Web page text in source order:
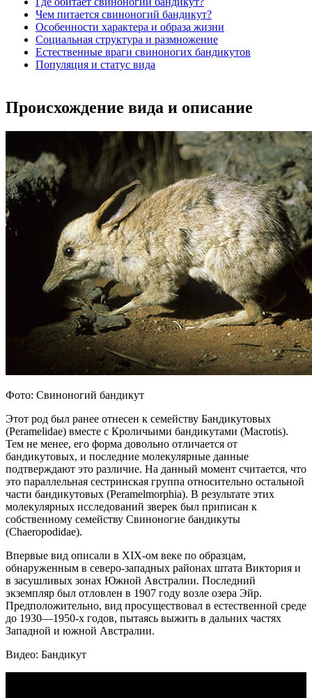
Чем питается свиноногий бандикут?
Особенности характера и образа жизни
Социальная структура и размножение
Естественные враги свиноногих бандикутов
Популяция и статус вида
Происхождение вида и описание
Фото: Свиноногий бандикут
Этот род был ранее отнесен к семейству Бандикутовых
(Peramelidae) вместе с Кроличьими бандикутами (Macrotis).
Тем не менее, его форма довольно отличается от
бандикутовых, и последние молекулярные данные
подтверждают это различие. На данный момент считается, что
это параллельная сестринская группа относительно остальной
части бандикутовых (Peramelmorphia). В результате этих
молекулярных исследований зверек был приписан к
собственному семейству Свиноногие бандикуты
(Chaeropodidae).
Впервые вид описали в XIX-ом веке по образцам,
обнаруженным в северо-западных районах штата Виктория и
в засушливых зонах Южной Австралии. Последний
экземпляр был отловлен в 1907 году возле озера Эйр.
Предположительно, вид просуществовал в естественной среде
до 1930—1950-х годов, пытаясь выжить в дальних частях
Западной и южной Австралии.
Видео: Бандикут